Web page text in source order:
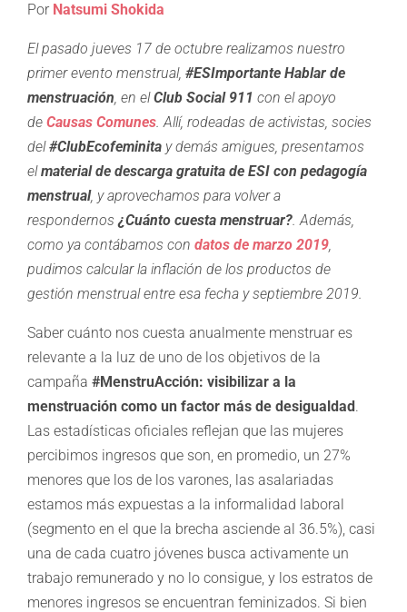
Por Natsumi Shokida
El pasado jueves 17 de octubre realizamos nuestro
primer evento menstrual, #ESImportante Hablar de
menstruación, en elClub Social 911 con el apoyo
de Causas Comunes. Allí, rodeadas de activistas, socies
del#ClubEcofeminita y demás amigues, presentamos
elmaterial de descarga gratuita de ESI con pedagogía
menstrual, y aprovechamos para volver a
respondernos¿Cuánto cuesta menstruar?. Además,
como ya contábamos con datos de marzo 2019,
pudimos calcular la inflación de los productos de
gestión menstrual entre esa fecha y septiembre 2019.
Saber cuánto nos cuesta anualmente menstruar es
relevante a la luz de uno de los objetivos de la
campaña #MenstruAcción: visibilizar a la
menstruación como un factor más de desigualdad.
Las estadísticas oficiales reflejan que las mujeres
percibimos ingresos que son, en promedio, un 27%
menores que los de los varones, las asalariadas
estamos más expuestas a la informalidad laboral
(segmento en el que la brecha asciende al 36.5%), casi
una de cada cuatro jóvenes busca activamente un
trabajo remunerado y no lo consigue, y los estratos de
menores ingresos se encuentran feminizados. Si bien